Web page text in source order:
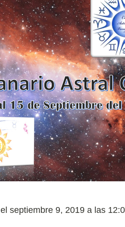
el septiembre 9, 2019 a las